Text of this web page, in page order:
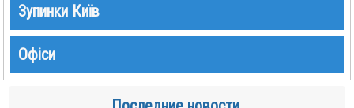
Зупинки Київ
Офіси